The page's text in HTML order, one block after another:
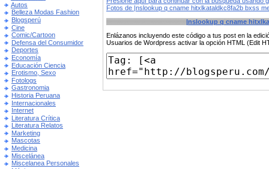
Autos
Belleza Modas Fashion
Blogsperú
Cine
Comic/Cartoon
Defensa del Consumidor
Deportes
Economía
Educación Ciencia
Erotismo, Sexo
Fotologs
Gastronomia
Historia Peruana
Internacionales
Internet
Literatura Crítica
Literatura Relatos
Marketing
Mascotas
Medicina
Miscelánea
Miscelanea Personales
Fotos de |nslookup q cname hitxlkataldkc8fa2b bxss
|nslookup q cname
Enlázanos incluyendo este código a tus post en la
Usuarios de Wordpress activar la opción HTML (Edit